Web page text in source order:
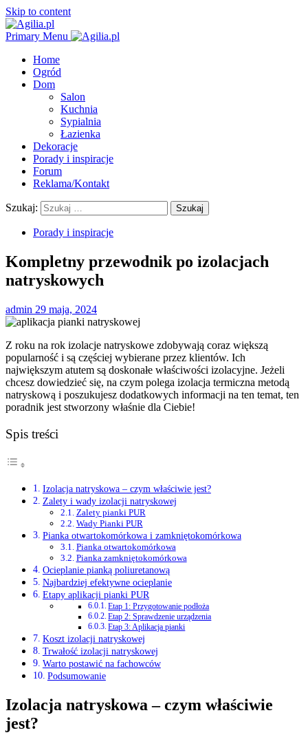
Skip to content
Primary Menu
Home
Ogród
Dom
Salon
Kuchnia
Sypialnia
Łazienka
Dekoracje
Porady i inspiracje
Forum
Reklama/Kontakt
Szukaj:
Porady i inspiracje
Kompletny przewodnik po izolacjach
natryskowych
admin 29 maja, 2024
Z roku na rok izolacje natryskowe zdobywają coraz większą
popularność i są częściej wybierane przez klientów. Ich
największym atutem są doskonałe właściwości izolacyjne. Jeżeli
chcesz dowiedzieć się, na czym polega izolacja termiczna metodą
natryskową i poszukujesz dodatkowych informacji na ten temat, ten
poradnik jest stworzony właśnie dla Ciebie!
Spis treści
Izolacja natryskowa – czym właściwie jest?
Zalety i wady izolacji natryskowej
Zalety pianki PUR
Wady Pianki PUR
Pianka otwartokomórkowa i zamkniętokomórkowa
Pianka otwartokomórkowa
Pianka zamkniętokomórkowa
Ocieplanie pianką poliuretanową
Najbardziej efektywne ocieplanie
Etapy aplikacji pianki PUR
Etap 1: Przygotowanie podłoża
Etap 2: Sprawdzenie urządzenia
Etap 3: Aplikacja pianki
Koszt izolacji natryskowej
Trwałość izolacji natryskowej
Warto postawić na fachowców
Podsumowanie
Izolacja natryskowa – czym właściwie
jest?